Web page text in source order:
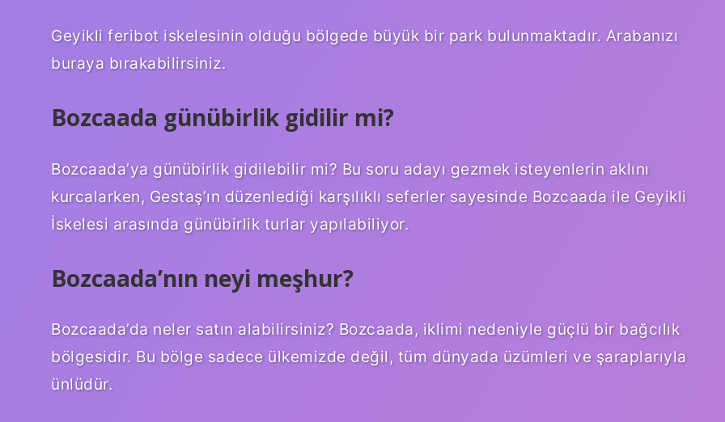
Geyikli feribot iskelesinin olduğu bölgede büyük bir park bulunmaktadır. Arabanızı
buraya bırakabilirsiniz.
Bozcaada günübirlik gidilir mi?
Bozcaada’ya günübirlik gidilebilir mi? Bu soru adayı gezmek isteyenlerin aklını
kurcalarken, Gestaş’ın düzenlediği karşılıklı seferler sayesinde Bozcaada ile Geyikli
İskelesi arasında günübirlik turlar yapılabiliyor.
Bozcaada’nın neyi meşhur?
Bozcaada’da neler satın alabilirsiniz? Bozcaada, iklimi nedeniyle güçlü bir bağcılık
bölgesidir. Bu bölge sadece ülkemizde değil, tüm dünyada üzümleri ve şaraplarıyla
ünlüdür.